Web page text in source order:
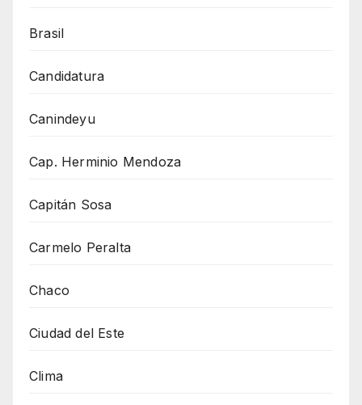
Brasil
Candidatura
Canindeyu
Cap. Herminio Mendoza
Capitán Sosa
Carmelo Peralta
Chaco
Ciudad del Este
Clima